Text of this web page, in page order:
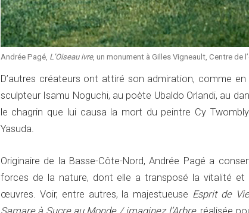
Andrée Pagé, L’Oiseau ivre, un monument à Gilles Vigneault, Centre de
D’autres créateurs ont attiré son admiration, comme
sculpteur Isamu Noguchi, au poète Ubaldo Orlandi, au
le chagrin que lui causa la mort du peintre Cy
Yasuda.
Originaire de la Basse-Côte-Nord, Andrée Pagé a
forces de la nature, dont elle a transposé la vitalité
œuvres. Voir, entre autres, la majestueuse Esprit de